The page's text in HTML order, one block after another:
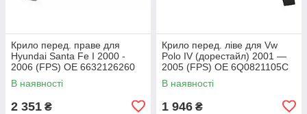
Крило перед. праве для
Hyundai Santa Fe I 2000 -
2006 (FPS) OE 6632126260
В наявності
2 351 ₴
Крило перед. ліве для Vw
Polo IV (дорестайл) 2001 —
2005 (FPS) OE 6Q0821105C
В наявності
1 946 ₴